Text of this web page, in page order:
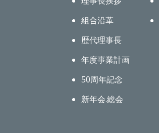
組合沿革
歴代理事長
年度事業計画
50周年記念
新年会.総会